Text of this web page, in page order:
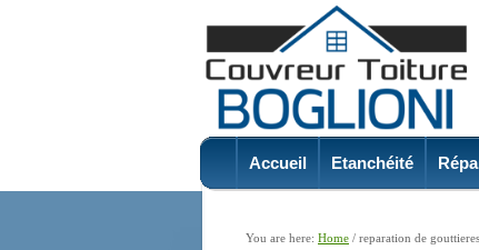
Accueil Etanchéité
You are here: Home / reparation de